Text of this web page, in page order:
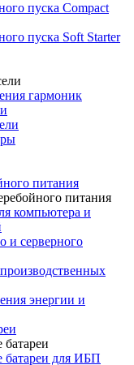
пуска Compact
пуска Soft Starter
гармоник
питания
питания
компьютера и
и серверного
энергии и
батареи для ИБП